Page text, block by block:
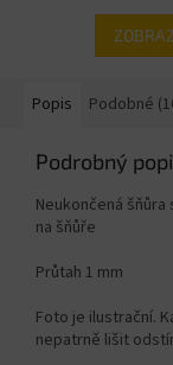
Popis Podobné
Podrobný
Neukončená
na šňůře
Průtah 1 mm
Foto je ilustrační.
nepatrně lišit